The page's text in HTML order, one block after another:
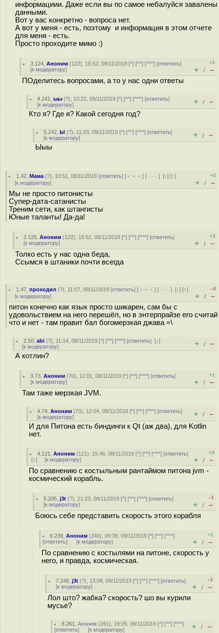
информациии. Даже если вы по самое небалуйся завалены
данными.
Вот у вас конкретно - вопроса нет.
А вот у меня - есть, поэтому и информация в этом отчете
для меня - есть.
Просто проходите мимо :)
3.124 ,Аноним (122), 15:52, 08/11/2019 [^] [^^] [^^^] [ответить]
[к модератору]
+1
+ / –
ПОделитесь вопросами, а то у нас одни ответы
4.241 ,ыы (?), 10:22, 09/11/2019 [^] [^^] [^^^] [ответить]
[к модератору] + / –
Кто я? Где я? Какой сегодня год?
5.242 ,Ы (?), 11:03, 09/11/2019 [^] [^^] [^^^] [ответить]
[к модератору] + / –
Ыыы
1.42 ,Мама (?), 10:51, 08/11/2019 [ответить] [ ﹢﹢﹢] [ · · ·][↓] [↑]
[к модератору]
+2
+ / –
Мы не просто питонисты
Супер-дата-сатанисты
Треним сети, как штангисты
Юные таланты! Да-да!
2.125 ,Аноним (122), 15:52, 08/11/2019 [^] [^^] [^^^] [ответить]
[к модератору]
+2
+ / –
Толко есть у нас одна беда,
Ссымся в штаники почти всегда
1.47 ,проходил (?), 11:07, 08/11/2019 [ответить] [ ﹢﹢﹢] [ · · ·][↓] [↑]
[к модератору]
–6
+ / –
питон конечно как язык просто шикарен, сам бы с
удовольствием на него перешёл, но в энтерпрайзе его считай
что и нет - там правит бал богомерзкая джава =\
2.50 ,abi (?), 11:14, 08/11/2019 [^] [^^] [^^^] [ответить][↓]
[к модератору] + / –
А котлин?
3.73 ,Аноним (70), 12:01, 08/11/2019 [^] [^^] [^^^] [ответить]
[к модератору]
+1
+ / –
Там таже мерзкая JVM.
4.74 ,Аноним (70), 12:04, 08/11/2019 [^] [^^] [^^^] [ответить]
[к модератору] + / –
И для Питона есть биндинги к Qt (аж два), для Kotlin
нет.
4.121 ,Аноним (121), 15:46, 08/11/2019 [^] [^^] [^^^] [ответить]
[↓] [к модератору]
+3
+ / –
По сравнению с костыльным рантаймом питона jvm -
космический корабль.
5.205 ,j3t (?), 21:23, 08/11/2019 [^] [^^] [^^^] [ответить]
[к модератору]
–1
+ / –
Боюсь себе представить скорость этого корабля
6.239 ,Аноним (240), 09:39, 09/11/2019 [^] [^^] [^^^]
[ответить] [к модератору]
+1
+ / –
По сравнению с костылями на питоне, скорость у
него, и правда, космическая.
7.246 ,j3t (?), 13:08, 09/11/2019 [^] [^^] [^^^] [ответить]
[к модератору]
–1
+ / –
Лол што? жабка? скорость? шо вы курили
мусье?
8.261 ,Аноним (261), 19:05, 09/11/2019 [^] [^^] [^^^]
[ответить] [к модератору] + / –